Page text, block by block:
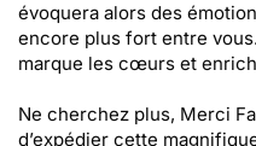
évoquera alors des
encore plus fort entre
marque les cœurs et
Ne cherchez plus, Merci
d’expédier cette